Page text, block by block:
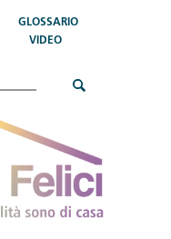
GLOSSARIO
VIDEO